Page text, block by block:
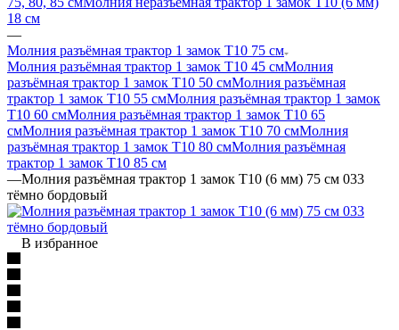
18 см
—
Молния разъёмная трактор 1 замок Т10 75 см
Молния разъёмная трактор 1 замок Т10 45 смМолния
разъёмная трактор 1 замок Т10 50 смМолния разъёмная
трактор 1 замок Т10 55 смМолния разъёмная трактор 1 замок
Т10 60 смМолния разъёмная трактор 1 замок Т10 65
смМолния разъёмная трактор 1 замок Т10 70 смМолния
разъёмная трактор 1 замок Т10 80 смМолния разъёмная
трактор 1 замок Т10 85 см
—Молния разъёмная трактор 1 замок Т10 (6 мм) 75 см 033
тёмно бордовый
В избранное